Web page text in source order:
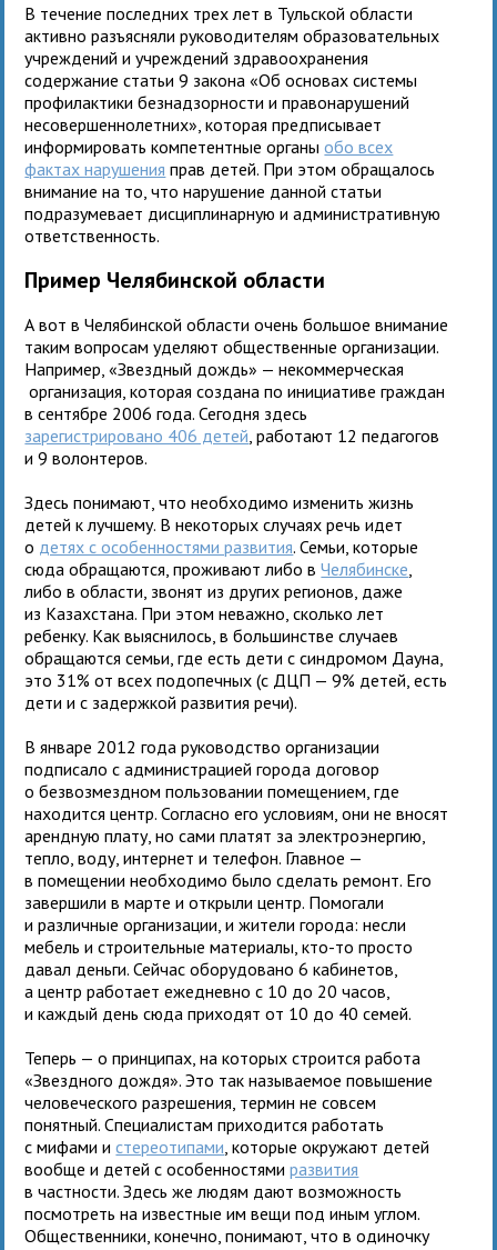
В течение последних трех лет в Тульской области
активно разъясняли руководителям образовательных
учреждений и учреждений здравоохранения
содержание статьи 9 закона «Об основах системы
профилактики безнадзорности и правонарушений
несовершеннолетних», которая предписывает
информировать компетентные органыобо всех
фактах нарушения прав детей. При этом обращалось
внимание на то, что нарушение данной статьи
подразумевает дисциплинарную и административную
ответственность.
Пример Челябинской области
А вот в Челябинской области очень большое внимание
таким вопросам уделяют общественные организации.
Например, «Звездный дождь» — некоммерческая
организация, которая создана по инициативе граждан
в сентябре 2006 года. Сегодня здесь
зарегистрировано 406 детей , работают 12 педагогов
и 9 волонтеров.
Здесь понимают, что необходимо изменить жизнь
детей к лучшему. В некоторых случаях речь идет
о детях с особенностями развития. Семьи, которые
сюда обращаются, проживают либо вЧелябинске
либо в области, звонят из других регионов, даже
из Казахстана. При этом неважно, сколько лет
ребенку. Как выяснилось, в большинстве случаев
обращаются семьи, где есть дети с синдромом Дауна,
это 31% от всех подопечных (с ДЦП — 9% детей, есть
дети и с задержкой развития речи).
В январе 2012 года руководство организации
подписало с администрацией города договор
о безвозмездном пользовании помещением, где
находится центр. Согласно его условиям, они не вносят
арендную плату, но сами платят за электроэнергию,
тепло, воду, интернет и телефон. Главное —
в помещении необходимо было сделать ремонт. Его
завершили в марте и открыли центр. Помогали
и различные организации, и жители города: несли
мебель и строительные материалы, кто-то просто
давал деньги. Сейчас оборудовано 6 кабинетов,
а центр работает ежедневно с 10 до 20 часов,
и каждый день сюда приходят от 10 до 40 семей.
Теперь — о принципах, на которых строится работа
«Звездного дождя». Это так называемое повышение
человеческого разрешения, термин не совсем
понятный. Специалистам приходится работать
с мифами истереотипами , которые окружают детей
вообще и детей с особенностямиразвития
в частности. Здесь же людям дают возможность
посмотреть на известные им вещи под иным углом.
Общественники, конечно, понимают, что в одиночку